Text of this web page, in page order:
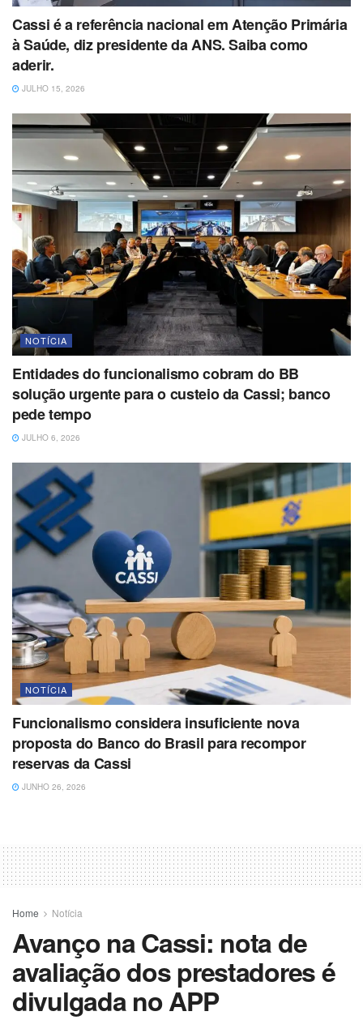
Cassi é a referência nacional em Atenção Primária
à Saúde, diz presidente da ANS. Saiba como
aderir.
JULHO 15, 2026
NOTÍCIA
Entidades do funcionalismo cobram do BB
solução urgente para o custeio da Cassi; banco
pede tempo
JULHO 6, 2026
NOTÍCIA
Funcionalismo considera insuficiente nova
proposta do Banco do Brasil para recompor
reservas da Cassi
JUNHO 26, 2026
Home Notícia
Avanço na Cassi: nota de
avaliação dos prestadores é
divulgada no APP